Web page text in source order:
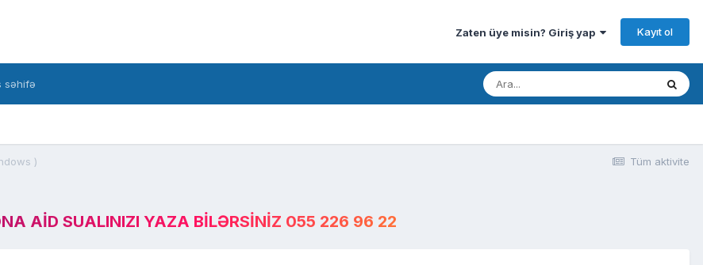
Zaten üye misin? Giriş yap Kayıt ol
səhifə
Tüm aktivite
)
AID SUALINIZI YAZA BILƏRSINIZ 055 226 96 22